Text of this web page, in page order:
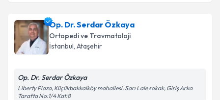
Takvim Talebini Gönder
Op. Dr. Mehmet Taner Özdemir
takvimi talebi oluşturun. Size bu uzmandan randevu
almanız için bir takvim hazırlandığında e-posta ile
bilgilendireceğiz.
E-posta Adresiniz
Op. Dr. Serdar Özkaya
Ortopedi ve Travmatoloji
İstanbul, Ataşehir
Op. Dr. Serdar Özkaya
Liberty Plaza, Küçükbakkalköy mahallesi, Sarı Lale sokak, Giriş Arka
Tarafta No:1/4 Kat:8